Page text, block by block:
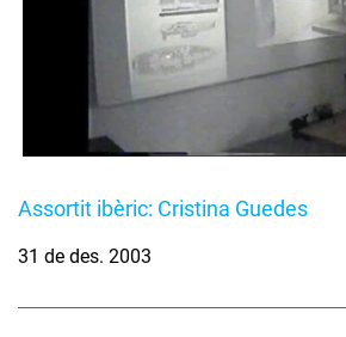
Assortit ibèric: Cristina Guedes
31 de des. 2003